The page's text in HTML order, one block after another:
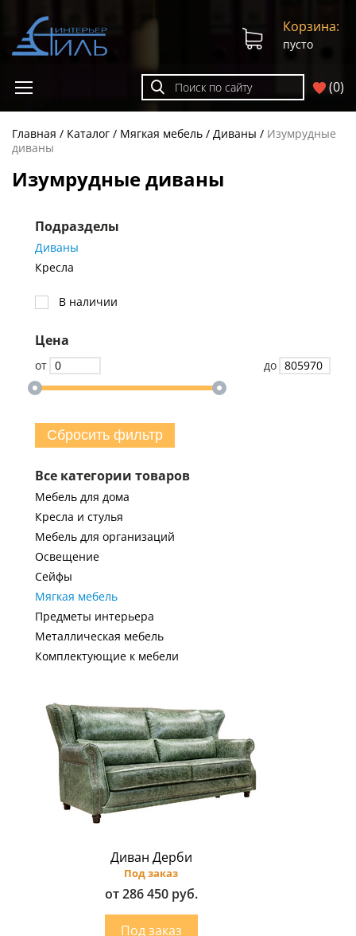
(0)
Корзина:
пусто
Главная Каталог Мягкая мебель Диваны
Изумрудные
диваны
Изумрудные диваны
Подразделы
Диваны
Кресла
В наличии
Цена
от до
Сбросить фильтр
Все категории товаров
Мебель для дома
Кресла и стулья
Мебель для организаций
Освещение
Сейфы
Мягкая мебель
Предметы интерьера
Металлическая мебель
Комплектующие к мебели
Диван Дерби
Под заказ
от 286 450 руб.